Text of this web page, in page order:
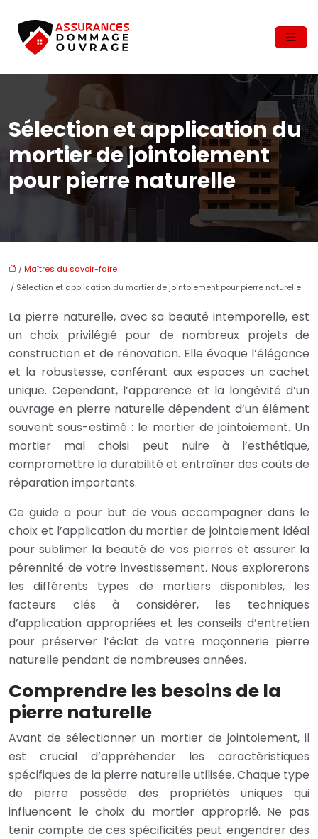
Sélection et application du
mortier de jointoiement
pour pierre naturelle
/Maîtres du savoir-faire
/ Sélection et application du mortier de jointoiement pour pierre naturelle
La pierre naturelle, avec sa beauté intemporelle, est
un choix privilégié pour de nombreux projets de
construction et de rénovation. Elle évoque l’élégance
et la robustesse, conférant aux espaces un cachet
unique. Cependant, l’apparence et la longévité d’un
ouvrage en pierre naturelle dépendent d’un élément
souvent sous-estimé : le mortier de jointoiement. Un
mortier mal choisi peut nuire à l’esthétique,
compromettre la durabilité et entraîner des coûts de
réparation importants.
Ce guide a pour but de vous accompagner dans le
choix et l’application du mortier de jointoiement idéal
pour sublimer la beauté de vos pierres et assurer la
pérennité de votre investissement. Nous explorerons
les différents types de mortiers disponibles, les
facteurs clés à considérer, les techniques
d’application appropriées et les conseils d’entretien
pour préserver l’éclat de votre maçonnerie pierre
naturelle pendant de nombreuses années.
Comprendre les besoins de la
pierre naturelle
Avant de sélectionner un mortier de jointoiement, il
est crucial d’appréhender les caractéristiques
spécifiques de la pierre naturelle utilisée. Chaque type
de pierre possède des propriétés uniques qui
influencent le choix du mortier approprié. Ne pas
tenir compte de ces spécificités peut engendrer des